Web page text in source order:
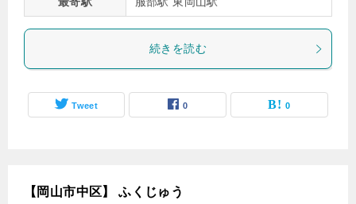
続きを読む
Tweet 0 0
【岡山市中区】 ふくじゅう